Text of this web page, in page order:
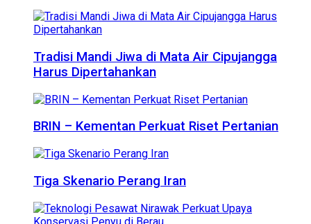
Tradisi Mandi Jiwa di Mata Air Cipujangga
Harus Dipertahankan
BRIN – Kementan Perkuat Riset Pertanian
Tiga Skenario Perang Iran